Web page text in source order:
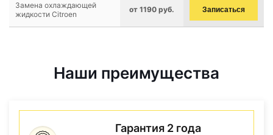
Замена охлаждающей
жидкости Citroen
от 1190 руб. Записаться
Наши преимущества
Гарантия 2 года